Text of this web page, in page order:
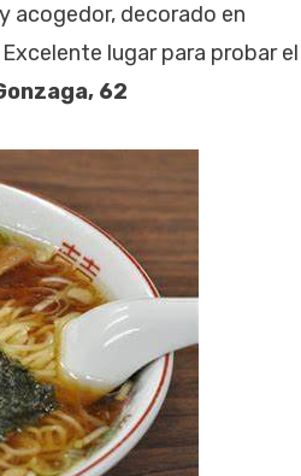
acogedor, decorado en
lugar para probar el
62